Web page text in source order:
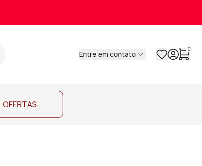
Entre em contato
0
OFERTAS